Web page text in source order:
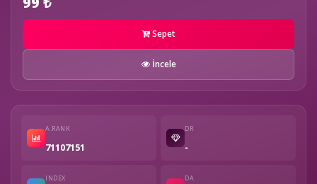
Sepet
İncele
A.RANK
71107151
DR
-
INDEX DA